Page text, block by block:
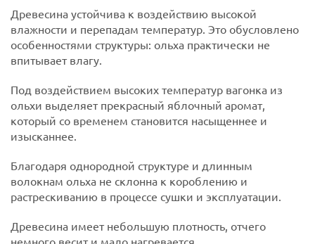
Древесина устойчива к воздействию высокой
влажности и перепадам температур. Это обусловлено
особенностями структуры: ольха практически не
впитывает влагу.
Под воздействием высоких температур вагонка из
ольхи выделяет прекрасный яблочный аромат,
который со временем становится насыщеннее и
изысканнее.
Благодаря однородной структуре и длинным
волокнам ольха не склонна к короблению и
растрескиванию в процессе сушки и эксплуатации.
Древесина имеет небольшую плотность, отчего